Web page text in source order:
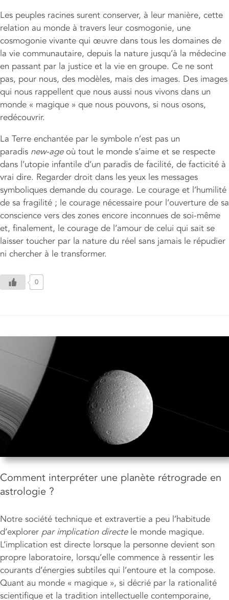
Les peuples racines surent conserver, à leur manière, cette
relation au monde à travers leur cosmogonie, une
cosmogonie vivante qui œuvre dans tous les domaines de
la vie communautaire, depuis la nature jusqu’à la médecine
en passant par la justice et la vie en groupe. Ce ne sont
pas, pour nous, des modèles, mais des images. Des images
qui nous rappellent que nous aussi nous vivons dans un
monde « magique » que nous pouvons, si nous osons,
redécouvrir.
La Terre enchantée par le symbole n’est pas un
paradis new-ageoù tout le monde s’aime et se respecte
dans l’utopie infantile d’un paradis de facilité, de facticité à
vrai dire. Regarder droit dans les yeux les messages
symboliques demande du courage. Le courage et l’humilité
de sa fragilité ; le courage nécessaire pour l’ouverture de sa
conscience vers des zones encore inconnues de soi-même
et, finalement, le courage de l’amour de celui qui sait se
laisser toucher par la nature du réel sans jamais le répudier
ni chercher à le transformer.
0
Comment interpréter une planète rétrograde en
astrologie ?
Notre société technique et extravertie a peu l’habitude
d’explorer par implication directele monde magique.
L’implication est directe lorsque la personne devient son
propre laboratoire, lorsqu’elle commence à ressentir les
courants d’énergies subtiles qui l’entoure et la compose.
Quant au monde « magique », si décrié par la rationalité
scientifique et la tradition intellectuelle contemporaine,